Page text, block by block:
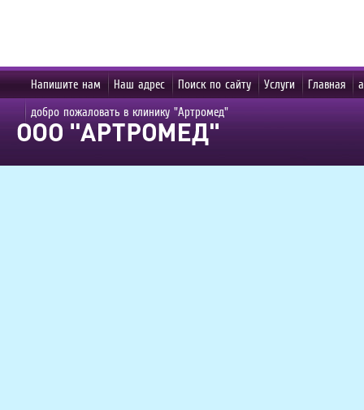
Напишите нам Наш адрес Поиск по сайту Услуги Главная
добро пожаловать в клинику "Артромед"